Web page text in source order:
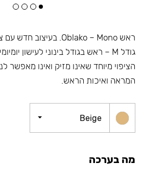
ראש Oblako – Mono. בעיצוב חדש עם ציפוי שחור.
גודל M – ראש בגודל בינוני לעישון יומיומי.
הציפוי מיוחד שאינו מזיק ואינו מאפשר
המראה ואיכות הראש.
Beige
מה בערכה